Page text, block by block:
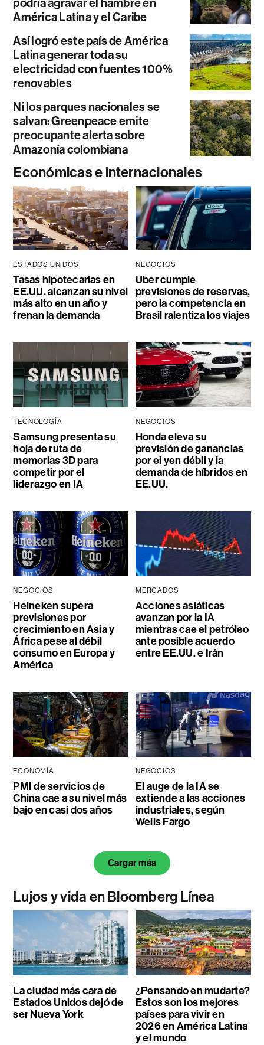
América Latina y el Caribe
Así logró este país de América
Latina generar toda su
electricidad con fuentes 100%
renovables
Ni los parques nacionales se
salvan: Greenpeace emite
preocupante alerta sobre
Amazonía colombiana
Económicas e internacionales
ESTADOS UNIDOS
Tasas hipotecarias en
EE.UU. alcanzan su nivel
más alto en un año y
frenan la demanda
NEGOCIOS
Uber cumple
previsiones de reservas,
pero la competencia en
Brasil ralentiza los viajes
TECNOLOGÍA
Samsung presenta su
hoja de ruta de
memorias 3D para
competir por el
liderazgo en IA
NEGOCIOS
Honda eleva su
previsión de ganancias
por el yen débil y la
demanda de híbridos en
EE.UU.
NEGOCIOS
Heineken supera
previsiones por
crecimiento en Asia y
África pese al débil
consumo en Europa y
América
MERCADOS
Acciones asiáticas
avanzan por la IA
mientras cae el petróleo
ante posible acuerdo
entre EE.UU. e Irán
ECONOMÍA
PMI de servicios de
China cae a su nivel más
bajo en casi dos años
NEGOCIOS
El auge de la IA se
extiende a las acciones
industriales, según
Wells Fargo
Cargar más
Lujos y vida en Bloomberg Línea
La ciudad más cara de
Estados Unidos dejó de
ser Nueva York
¿Pensando en mudarte?
Estos son los mejores
países para vivir en
2026 en América Latina
y el mundo